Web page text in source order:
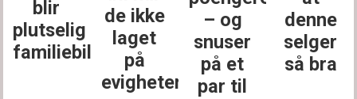
blir
plutselig
familiebil
de ikke
laget
på
evigheter
– og
snuser
på et
par til
denne
selger
så bra